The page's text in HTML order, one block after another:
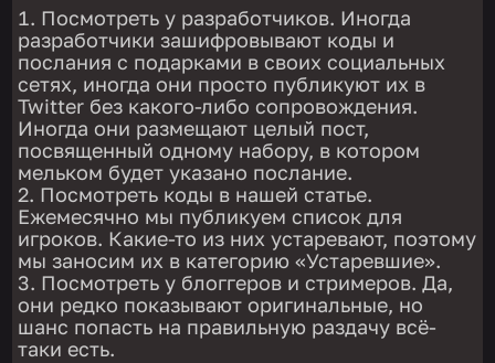
Посмотреть у разработчиков. Иногда
разработчики зашифровывают коды и
послания с подарками в своих социальных
сетях, иногда они просто публикуют их в
Twitter без какого-либо сопровождения.
Иногда они размещают целый пост,
посвященный одному набору, в котором
мельком будет указано послание.
Посмотреть коды в нашей статье.
Ежемесячно мы публикуем список для
игроков. Какие-то из них устаревают, поэтому
мы заносим их в категорию «Устаревшие».
Посмотреть у блоггеров и стримеров. Да,
они редко показывают оригинальные, но
шанс попасть на правильную раздачу всё-
таки есть.